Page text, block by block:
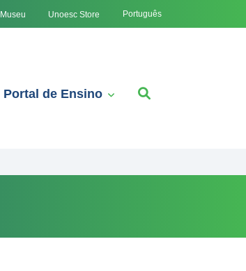
Museu Unoesc Store Português
Portal de Ensino